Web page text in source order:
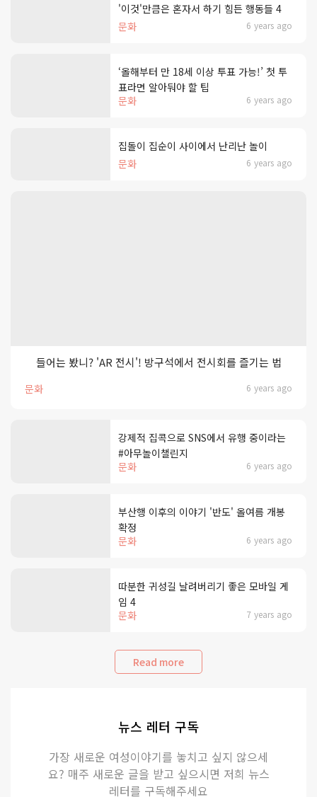
문화 6 years ago
'이것'만큼은 혼자서 하기 힘든 행동들 4
문화 6 years ago
‘올해부터 만 18세 이상 투표 가능!’ 첫 투
표라면 알아둬야 할 팁
문화 6 years ago
집돌이 집순이 사이에서 난리난 놀이
문화 6 years ago
들어는 봤니? 'AR 전시'! 방구석에서 전시회를 즐기는 법
문화 6 years ago
강제적 집콕으로 SNS에서 유행 중이라는
#아무놀이챌린지
문화 6 years ago
부산행 이후의 이야기 '반도' 올여름 개봉
확정
문화 7 years ago
따분한 귀성길 날려버리기 좋은 모바일 게
임 4
Read more
뉴스 레터 구독
가장 새로운 여성이야기를 놓치고 싶지 않으세
요? 매주 새로운 글을 받고 싶으시면 저희 뉴스
레터를 구독해주세요